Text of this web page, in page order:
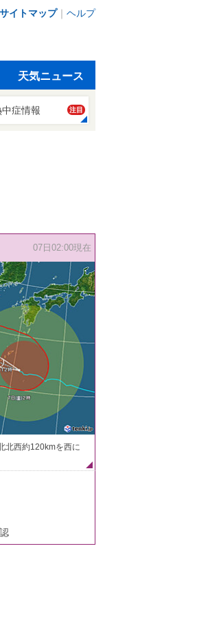
サイトマップ｜ ヘルプ
天気ニュース
中症情報 注目
07日02:00現在
北西約120kmを西に